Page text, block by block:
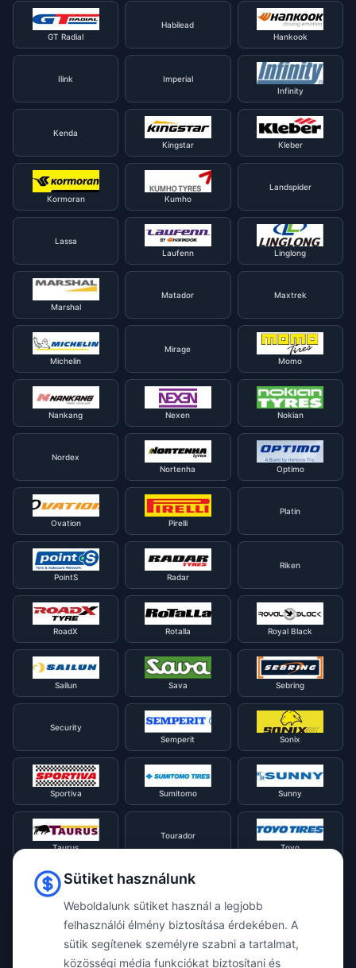
GT Radial
Habilead
Hankook
Ilink
Imperial
Infinity
Kenda
Kingstar
Kleber
Kormoran Kumho
Landspider
Lassa
Laufenn
Linglong
Marshal
Matador Maxtrek
Michelin
Mirage
Momo
Nankang Nexen Nokian
Nordex
Nortenha
Optimo
Ovation Pirelli
Platin
PointS Radar
Riken
RoadX Rotalla Royal Black
Sailun Sava Sebring
Security
Semperit
Sonix
Sportiva Sumitomo Sunny
Taurus
Tourador
Toyo
Tracmax
Triangle
Viking Voyager
Sütiket használunk
Weboldalunk sütiket használ a legjobb
felhasználói élmény biztosítása érdekében. A
sütik segítenek személyre szabni a tartalmat,
közösségi média funkciókat biztosítani és